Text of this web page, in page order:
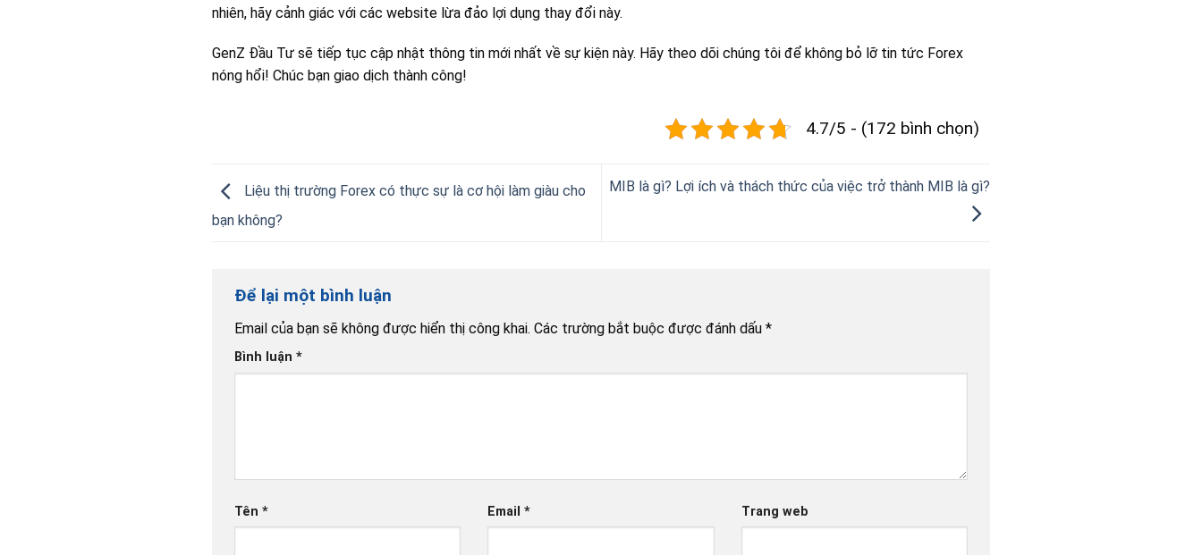
nhiên, hãy cảnh giác với các website lừa đảo lợi dụng thay đổi này.
GenZ Đầu Tư sẽ tiếp tục cập nhật thông tin mới nhất về sự kiện này. Hãy theo dõi chúng tôi để không bỏ lỡ tin tức Forex
nóng hổi! Chúc bạn giao dịch thành công!
4.7/5 - (172 bình chọn)
Liệu thị trường Forex có thực sự là cơ hội làm giàu cho
bạn không?
MIB là gì? Lợi ích và thách thức của việc trở thành MIB là gì?
Để lại một bình luận
Email của bạn sẽ không được hiển thị công khai. Các trường bắt buộc được đánh dấu *
Bình luận *
Tên * Email* Trang web